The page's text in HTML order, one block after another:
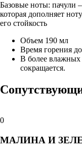
Базовые ноты: пачули
которая дополняет
его стойкость
Объем 190 мл
Время горения
В более влажных
сокращается.
0
МАЛИНА И